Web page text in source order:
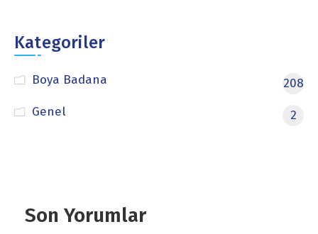
Kategoriler
Boya Badana
208
Genel
2
Son Yorumlar